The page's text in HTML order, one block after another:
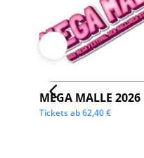
MEGA MALLE 2026
Tickets ab62,40€